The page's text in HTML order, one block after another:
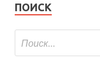
ПОИСК